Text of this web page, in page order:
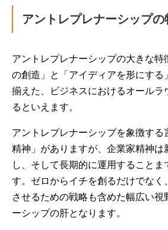
アントレプレナーシップの
アントレプレナーシップの大きな特
の創造」と「アイディアを形にする
揃えた、ビジネスにおけるオールラ
るといえます。
アントレプレナーシップを象徴する
精神」がありますが、企業家精神は
し、そして長期的に運用することま
す。ゼロからイチを創るだけでなく
させるための戦略も含めた幅広い視
ーシップの肝となります。